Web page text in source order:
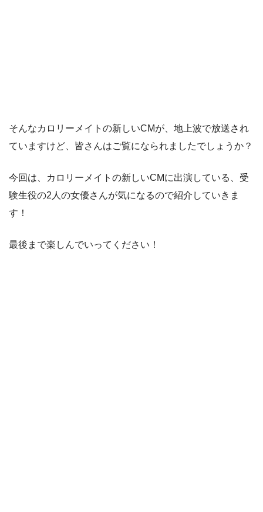
そんなカロリーメイトの新しいCMが、地上波で放送され
ていますけど、皆さんはご覧になられましたでしょうか？
今回は、カロリーメイトの新しいCMに出演している、受
験生役の2人の女優さんが気になるので紹介していきま
す！
最後まで楽しんでいってください！